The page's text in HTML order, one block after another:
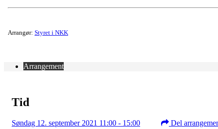
Arrangør: Styret i NKK
Arrangement
Tid
Søndag 12. september 2021 11:00 - 15:00 Del